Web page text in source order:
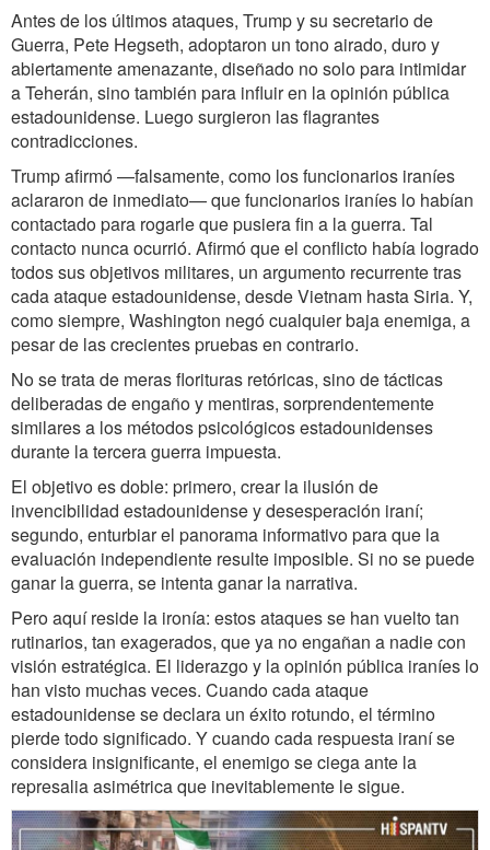
Antes de los últimos ataques, Trump y su secretario de
Guerra, Pete Hegseth, adoptaron un tono airado, duro y
abiertamente amenazante, diseñado no solo para intimidar
a Teherán, sino también para influir en la opinión pública
estadounidense. Luego surgieron las flagrantes
contradicciones.
Trump afirmó —falsamente, como los funcionarios iraníes
aclararon de inmediato— que funcionarios iraníes lo habían
contactado para rogarle que pusiera fin a la guerra. Tal
contacto nunca ocurrió. Afirmó que el conflicto había logrado
todos sus objetivos militares, un argumento recurrente tras
cada ataque estadounidense, desde Vietnam hasta Siria. Y,
como siempre, Washington negó cualquier baja enemiga, a
pesar de las crecientes pruebas en contrario.
No se trata de meras florituras retóricas, sino de tácticas
deliberadas de engaño y mentiras, sorprendentemente
similares a los métodos psicológicos estadounidenses
durante la tercera guerra impuesta.
El objetivo es doble: primero, crear la ilusión de
invencibilidad estadounidense y desesperación iraní;
segundo, enturbiar el panorama informativo para que la
evaluación independiente resulte imposible. Si no se puede
ganar la guerra, se intenta ganar la narrativa.
Pero aquí reside la ironía: estos ataques se han vuelto tan
rutinarios, tan exagerados, que ya no engañan a nadie con
visión estratégica. El liderazgo y la opinión pública iraníes lo
han visto muchas veces. Cuando cada ataque
estadounidense se declara un éxito rotundo, el término
pierde todo significado. Y cuando cada respuesta iraní se
considera insignificante, el enemigo se ciega ante la
represalia asimétrica que inevitablemente le sigue.